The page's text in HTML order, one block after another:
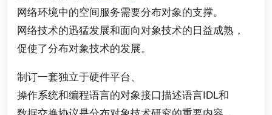
网络环境中的空间服务需要分布对象的支撑。
网络技术的迅猛发展和面向对象技术的日益成熟，
促使了分布对象技术的发展。
制订一套独立于硬件平台、
操作系统和编程语言的对象接口描述语言IDL和